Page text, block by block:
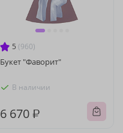
5 (960)
Букет "Фаворит"
В наличии
6 670 ₽